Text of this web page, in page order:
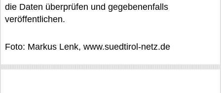
die Daten überprüfen und gegebenenfalls
veröffentlichen.
Foto: Markus Lenk, www.suedtirol-netz.de